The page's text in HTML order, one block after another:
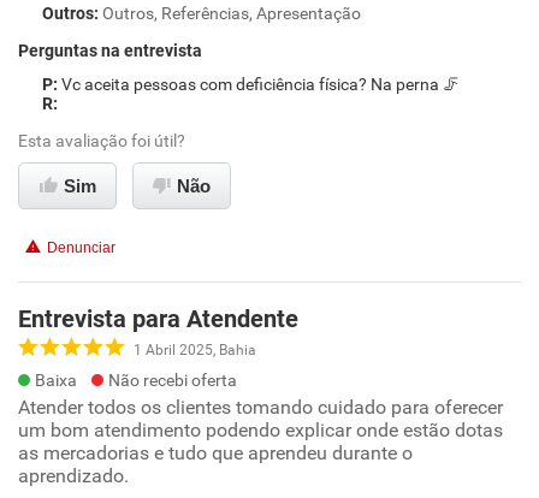
Outros: Outros, Referências, Apresentação
Perguntas na entrevista
Vc aceita pessoas com deficiência física? Na perna 🦵
Esta avaliação foi útil?
Sim Não
Denunciar
Entrevista para Atendente
1 Abril 2025, Bahia
Baixa Não recebi oferta
Atender todos os clientes tomando cuidado para oferecer
um bom atendimento podendo explicar onde estão dotas
as mercadorias e tudo que aprendeu durante o
aprendizado.